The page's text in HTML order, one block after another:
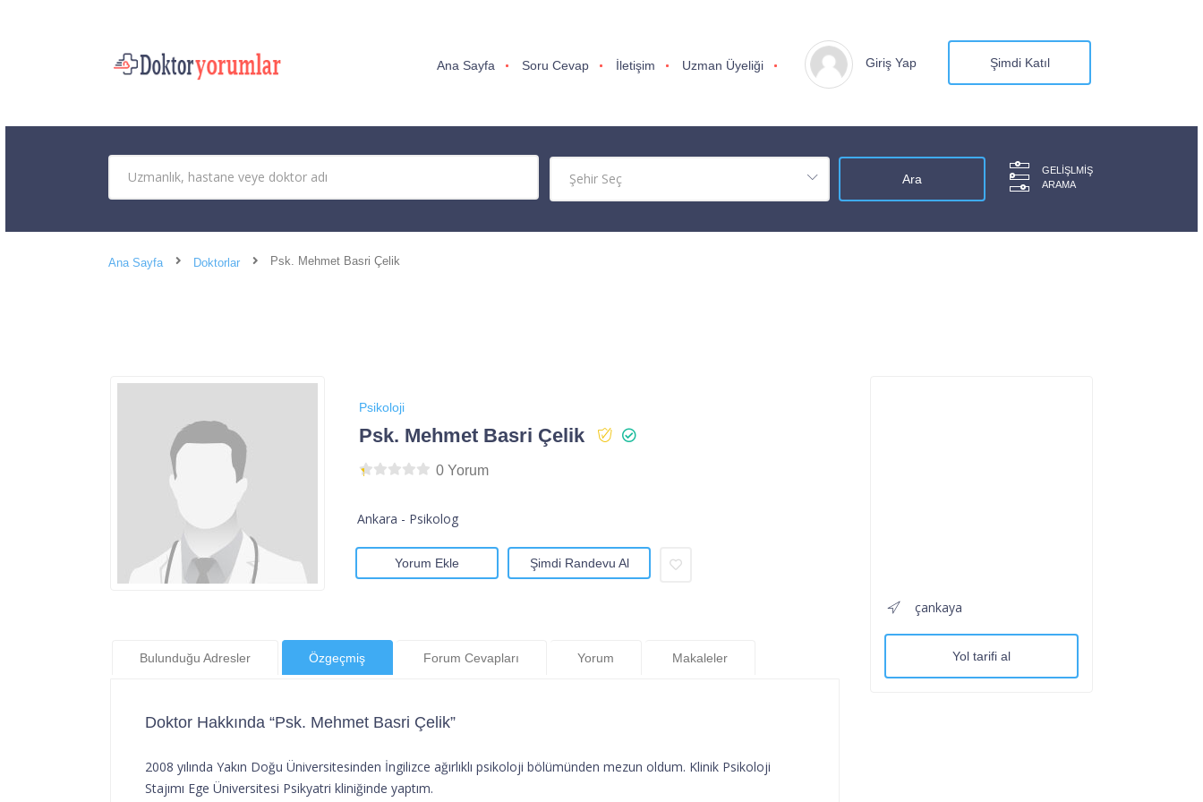
Ana Sayfa Soru Cevap İletişim Uzman Üyeliği Giriş Yap Şimdi Katıl
GELIŞLMIŞ
ARAMA
Ana Sayfa Doktorlar Psk. Mehmet Basri Çelik
Psikoloji
Psk. Mehmet Basri Çelik
0 Yorum
Ankara - Psikolog
Yorum Ekle Şimdi Randevu Al
Bulunduğu Adresler Özgeçmiş Forum Cevapları Yorum Makaleler
Doktor Hakkında “Psk. Mehmet Basri Çelik”
2008 yılında Yakın Doğu Üniversitesinden İngilizce ağırlıklı psikoloji bölümünden mezun oldum. Klinik Psikoloji
Stajımı Ege Üniversitesi Psikyatri kliniğinde yaptım.
çankaya
Yol tarifi al